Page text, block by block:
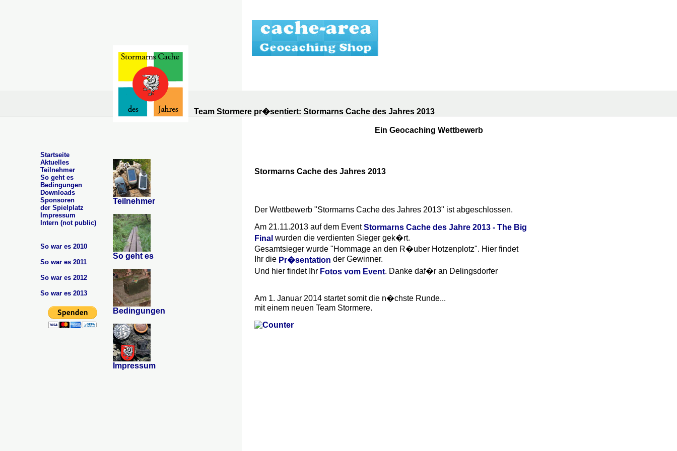
Ein Geocaching Wettbewerb
Team Stormere pr�sentiert: Stormarns Cache des Jahres 2013
Startseite
Aktuelles
Teilnehmer
So geht es
Bedingungen
Downloads
Sponsoren
der Spielplatz
Impressum
Intern (not public)
So war es 2010
So war es 2011
So war es 2012
So war es 2013
Teilnehmer
So geht es
Bedingungen
Impressum
Stormarns Cache des Jahres 2013
Der Wettbewerb "Stormarns Cache des Jahres 2013" ist abgeschlossen.
Am 21.11.2013 auf dem EventStormarns Cache des Jahre 2013 - The Big
Final wurden die verdienten Sieger gek�rt.
Gesamtsieger wurde "Hommage an den R�uber Hotzenplotz". Hier findet
Ihr die Pr�sentation der Gewinner.
Und hier findet Ihr Fotos vom Event. Danke daf�r an Delingsdorfer
Am 1. Januar 2014 startet somit die n�chste Runde...
mit einem neuen Team Stormere.